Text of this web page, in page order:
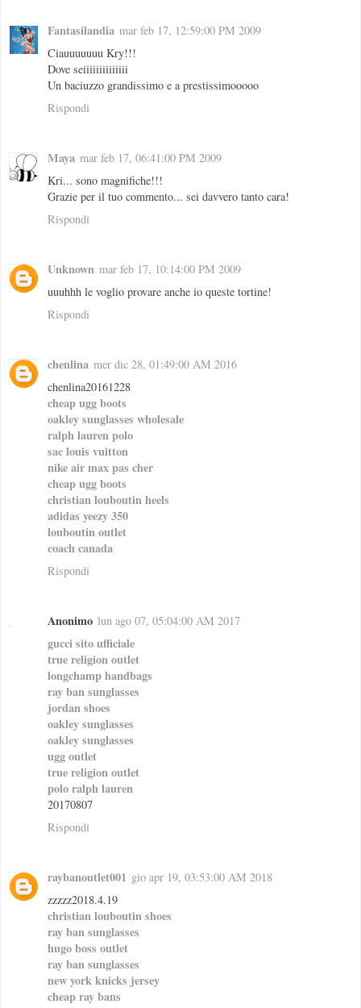
Fantasilandia mar feb 17, 12:59:00 PM 2009
Ciauuuuuuu Kry!!!
Dove seiiiiiiiiiiiiii
Un baciuzzo grandissimo e a prestissimooooo
Rispondi
Maya mar feb 17, 06:41:00 PM 2009
Kri... sono magnifiche!!!
Grazie per il tuo commento... sei davvero tanto cara!
Rispondi
Unknown mar feb 17, 10:14:00 PM 2009
uuuhhh le voglio provare anche io queste tortine!
Rispondi
chenlina mer dic 28, 01:49:00 AM 2016
chenlina20161228
cheap ugg boots
oakley sunglasses wholesale
ralph lauren polo
sac louis vuitton
nike air max pas cher
cheap ugg boots
christian louboutin heels
adidas yeezy 350
louboutin outlet
coach canada
Rispondi
Anonimo lun ago 07, 05:04:00 AM 2017
gucci sito ufficiale
true religion outlet
longchamp handbags
ray ban sunglasses
jordan shoes
oakley sunglasses
oakley sunglasses
ugg outlet
true religion outlet
polo ralph lauren
20170807
Rispondi
raybanoutlet001 gio apr 19, 03:53:00 AM 2018
zzzzz2018.4.19
christian louboutin shoes
ray ban sunglasses
hugo boss outlet
ray ban sunglasses
new york knicks jersey
cheap ray bans